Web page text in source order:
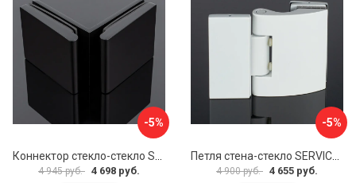
-5%
4 945 руб. 4 698 руб.
-5%
4 900 руб. 4 655 руб.